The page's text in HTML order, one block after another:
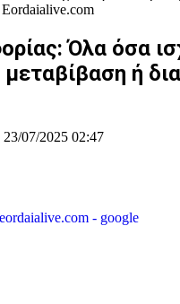
Όλα όσα
μεταβίβαση ή
23/07/2025 02:47